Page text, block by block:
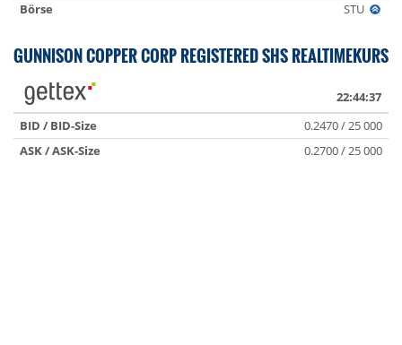
Börse
STU
GUNNISON COPPER CORP REGISTERED SHS REALTIMEKURS
22:44:37
BID / BID-Size
0.2470 / 25 000
ASK / ASK-Size
0.2700 / 25 000